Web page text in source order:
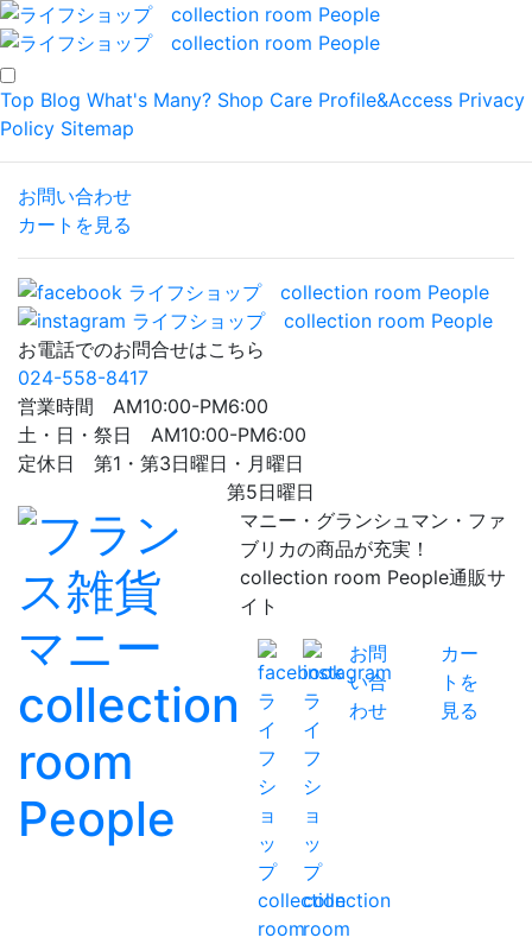
Top Blog What's Many? Shop Care Profile&Access Privacy
Policy Sitemap
お問い合わせ
カートを見る
お電話でのお問合せはこちら
024-558-8417
営業時間 AM10:00-PM6:00
土・日・祭日 AM10:00-PM6:00
定休日 第1・第3日曜日・月曜日
第5日曜日
マニー・グランシュマン・ファ
ブリカの商品が充実！
collection room People通販サ
イト
お問
い合
わせ
カー
トを
見る